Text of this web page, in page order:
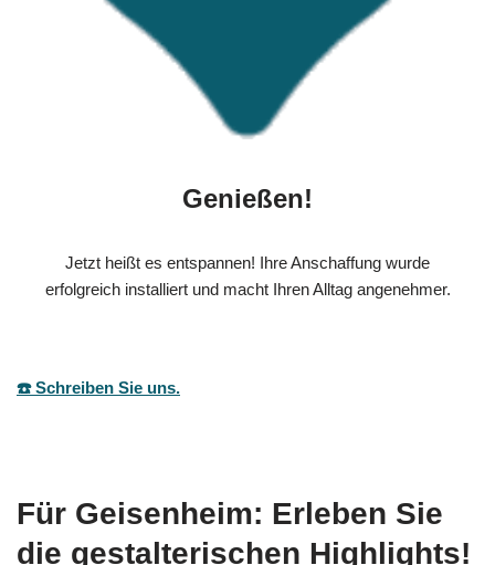
Genießen!
Jetzt heißt es entspannen! Ihre Anschaffung wurde
erfolgreich installiert und macht Ihren Alltag angenehmer.
☎️ Schreiben Sie uns.
Für Geisenheim: Erleben Sie
die gestalterischen Highlights!